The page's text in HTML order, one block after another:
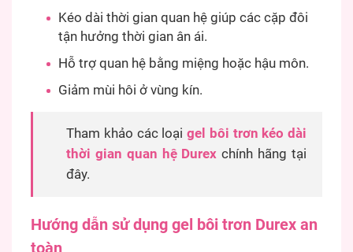
Kéo dài thời gian quan hệ giúp các cặp đôi
tận hưởng thời gian ân ái.
Hỗ trợ quan hệ bằng miệng hoặc hậu môn.
Giảm mùi hôi ở vùng kín.
Tham khảo các loại gel bôi trơn kéo dài
thời gian quan hệ Durex chính hãng tại
đây.
Hướng dẫn sử dụng gel bôi trơn Durex an